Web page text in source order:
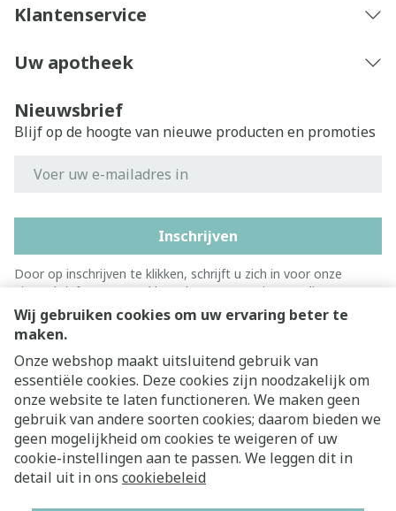
Wij gebruiken cookies om uw ervaring beter te
maken.
Onze webshop maakt uitsluitend gebruik van
essentiële cookies. Deze cookies zijn noodzakelijk om
onze website te laten functioneren. We maken geen
gebruik van andere soorten cookies; daarom bieden we
geen mogelijkheid om cookies te weigeren of uw
cookie-instellingen aan te passen. We leggen dit in
detail uit in ons cookiebeleid
Klantenservice
Uw apotheek
Nieuwsbrief
Blijf op de hoogte van nieuwe producten en promoties
Inschrijven
Door op inschrijven te klikken, schrijft u zich in voor onze
nieuwsbrief en gaat u akkoord met onzeprivacy policy.
Juridische links